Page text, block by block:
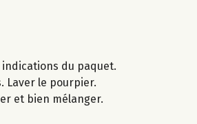
du paquet.
Laver le pourpier.
et bien mélanger.